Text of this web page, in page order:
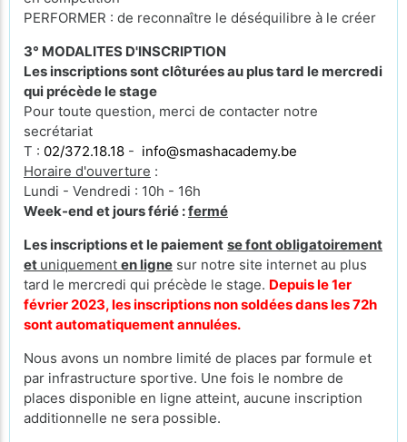
PERFORMER : de reconnaître le déséquilibre à le créer
3° MODALITES D'INSCRIPTION
Les inscriptions sont clôturées au plus tard le mercredi
qui précède le stage
Pour toute question, merci de contacter notre
secrétariat
T : 02/372.18.18 - info@smashacademy.be
Horaire d'ouverture :
Lundi - Vendredi : 10h - 16h
Week-end et jours férié :fermé
Les inscriptions et le paiement se font obligatoirement
et uniquement en ligne sur notre site internet au plus
tard le mercredi qui précède le stage. Depuis le 1er
février 2023, les inscriptions non soldées dans les 72h
sont automatiquement annulées.
Nous avons un nombre limité de places par formule et
par infrastructure sportive. Une fois le nombre de
places disponible en ligne atteint, aucune inscription
additionnelle ne sera possible.